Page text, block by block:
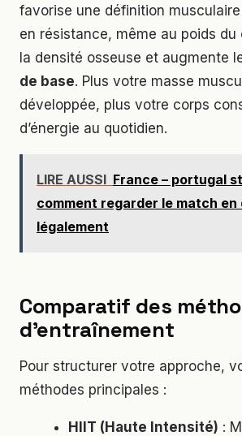
favorise une définition musculaire
en résistance, même au poids du
la densité osseuse et augmente
de base. Plus votre masse
développée, plus votre corps
d’énergie au quotidien.
LIRE AUSSI France – portugal
comment regarder le match
légalement
Comparatif des
d’entraînement
Pour structurer votre approche,
méthodes principales :
HIIT (Haute Intensité) :